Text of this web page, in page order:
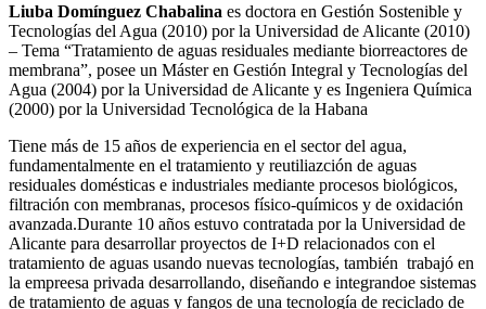
Liuba Domínguez Chabalina es doctora en Gestión Sostenible y
Tecnologías del Agua (2010) por la Universidad de Alicante (2010)
– Tema “Tratamiento de aguas residuales mediante biorreactores de
membrana”, posee un Máster en Gestión Integral y Tecnologías del
Agua (2004) por la Universidad de Alicante y es Ingeniera Química
(2000) por la Universidad Tecnológica de la Habana
Tiene más de 15 años de experiencia en el sector del agua,
fundamentalmente en el tratamiento y reutiliazción de aguas
residuales domésticas e industriales mediante procesos biológicos,
filtración con membranas, procesos físico-químicos y de oxidación
avanzada.Durante 10 años estuvo contratada por la Universidad de
Alicante para desarrollar proyectos de I+D relacionados con el
tratamiento de aguas usando nuevas tecnologías, también trabajó en
la empreesa privada desarrollando, diseñando e integrandoe sistemas
de tratamiento de aguas y fangos de una tecnología de reciclado de